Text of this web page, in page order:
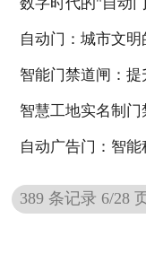
自动门：城市文
智能门禁道闸：
智慧工地实名制
秩序的重要举措
自动广告门：智
389 条记录 6/28